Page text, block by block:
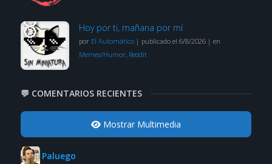
Hoy por ti, mañana por mí
por El Automático| publicado el 6/8/2026| en
Memes/Humor, Reddit
💬 COMENTARIOS RECIENTES
Mostrar Multimedia
Paluego